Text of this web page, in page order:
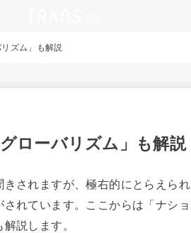
ズム」も解説
ローバリズム」も解説
きされますが、極右的にとらえられ
れています。ここからは「ナショ
説します。